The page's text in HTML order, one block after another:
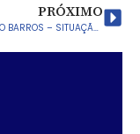
PRÓXIMO
GOV. EUGÊNIO BARROS – SITUAÇÃO ATUAL DOS SERVIDORES MUNICIPAIS